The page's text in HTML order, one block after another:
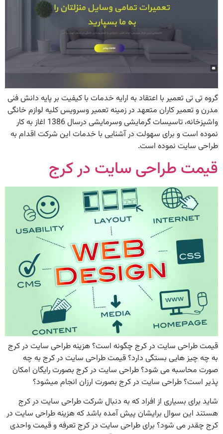
گروه تی تی تعمیر با اعتقاد به ارایه خدمات با کیفیت بر پایه دانش فنی
مدرن و تعمیر کاران متعهد در زمینه تعمیر وسرویس کلیه لوازم خانگی
واشپزخانه، تاسیسات گرمایشی وسرمایشی درسال 1386 اغاز به کار
نموده است و برای سهولت در آشنایی با خدمات این شرکت اقدام به
طراحی سایت نموده است.
قیمت طراحی سایت در کرج
قیمت طراحی سایت در کرج چگونه است؟ هزینه طراحی سایت در کرج
به چه چیز هایی بستگی دارد؟ قیمت طراحی سایت در کرج به چه
صورت محاسبه می شود؟ طراحی سایت در کرج بصورت رایگان امکان
پذیر است؟ طراحی سایت در کرج بصورت ارزان انجام میشود؟
شاید برای بسیاری از افراد که به دنبال شرکت طراحی سایت در کرج
هستند این سوال برایشان پیش آمده باشد که هزینه طراحی سایت در
کرج چقدر می شود؟ برای طراحی سایت در کرج تعرفه و قیمت واحدی